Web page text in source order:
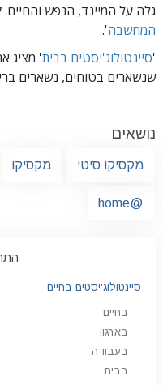
גלה על המיינד, הנפש
המחשבה'.
'סיינטולוג'יסטים בבית' מציג
שנשארים בטוחים, נשארים
נושאים
מקסיקו סיטי מקסיקו
@home
סיינטולוג'יסטים בחיים
בחיים
בארגון
בעבודה
בבית